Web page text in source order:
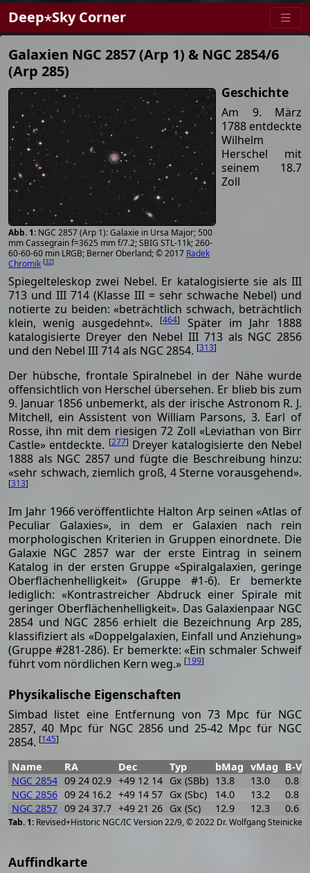
Deep⋆Sky Corner
Galaxien NGC 2857 (Arp 1) & NGC 2854/6
(Arp 285)
NGC 2857 (Arp 1): Galaxie in Ursa Major; 500
mm Cassegrain f=3625 mm f/7.2; SBIG STL-11k; 260-
60-60-60 min LRGB; Berner Oberland; © 2017 Radek
Chromik [32]
Geschichte
Am 9. März
1788 entdeckte
Wilhelm
Herschel mit
seinem 18.7
Zoll
Spiegelteleskop zwei Nebel. Er katalogisierte sie als III
713 und III 714 (Klasse III = sehr schwache Nebel) und
notierte zu beiden: «beträchtlich schwach, beträchtlich
klein, wenig ausgedehnt».
[464]
Später im Jahr 1888
katalogisierte Dreyer den Nebel III 713 als NGC 2856
und den Nebel III 714 als NGC 2854. [313]
Der hübsche, frontale Spiralnebel in der Nähe wurde
offensichtlich von Herschel übersehen. Er blieb bis zum
9. Januar 1856 unbemerkt, als der irische Astronom R. J.
Mitchell, ein Assistent von William Parsons, 3. Earl of
Rosse, ihn mit dem riesigen 72 Zoll «Leviathan von Birr
Castle» entdeckte. [277] Dreyer katalogisierte den Nebel
1888 als NGC 2857 und fügte die Beschreibung hinzu:
«sehr schwach, ziemlich groß, 4 Sterne vorausgehend».
[313]
Im Jahr 1966 veröffentlichte Halton Arp seinen «Atlas of
Peculiar Galaxies», in dem er Galaxien nach rein
morphologischen Kriterien in Gruppen einordnete. Die
Galaxie NGC 2857 war der erste Eintrag in seinem
Katalog in der ersten Gruppe «Spiralgalaxien, geringe
Oberflächenhelligkeit» (Gruppe #1-6). Er bemerkte
lediglich: «Kontrastreicher Abdruck einer Spirale mit
geringer Oberflächenhelligkeit». Das Galaxienpaar NGC
2854 und NGC 2856 erhielt die Bezeichnung Arp 285,
klassifiziert als «Doppelgalaxien, Einfall und Anziehung»
(Gruppe #281-286). Er bemerkte: «Ein schmaler Schweif
führt vom nördlichen Kern weg.» [199]
Physikalische Eigenschaften
Simbad listet eine Entfernung von 73 Mpc für NGC
2857, 40 Mpc für NGC 2856 und 25-42 Mpc für NGC
2854. [145]
Revised+Historic NGC/IC Version 22/9, © 2022 Dr. Wolfgang Steinicke
Name RA Dec Typ bMag vMag B-V
NGC 2854 09 24 02.9 +49 12 14 Gx (SBb) 13.8 13.0 0.8
NGC 2856 09 24 16.2 +49 14 57 Gx (Sbc) 14.0 13.2 0.8
NGC 2857 09 24 37.7 +49 21 26 Gx (Sc) 12.9 12.3 0.6
Auffindkarte